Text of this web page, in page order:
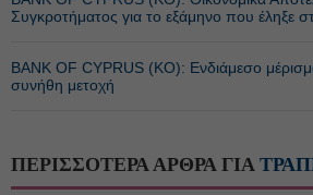
Συγκροτήματος για το εξάμηνο που έληξε
BANK OF CYPRUS (ΚΟ): Ενδιάμεσο
συνήθη μετοχή
ΠΕΡΙΣΣΟΤΕΡΑ ΑΡΘΡΑ ΓΙΑ